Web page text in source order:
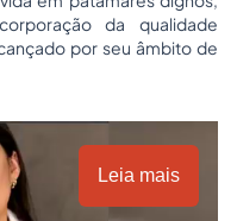
da qualidade
por seu âmbito de
Leia mais